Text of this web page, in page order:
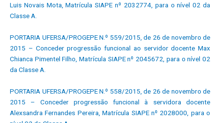
Luis Novais Mota, Matrícula SIAPE nº 2032774, para o nível 02 da
Classe A.
PORTARIA UFERSA/PROGEPE N.º 559/2015, de 26 de novembro de
2015 – Conceder progressão funcional ao servidor docente Max
Chianca Pimentel Filho, Matrícula SIAPE nº 2045672, para o nível 02
da Classe A.
PORTARIA UFERSA/PROGEPE N.º 558/2015, de 26 de novembro de
2015 – Conceder progressão funcional à servidora docente
Alexsandra Fernandes Pereira, Matrícula SIAPE nº 2028000, para o